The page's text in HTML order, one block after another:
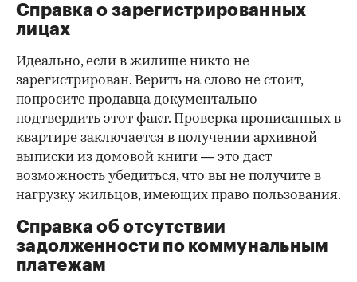
Справка о зарегистрированных
лицах
Идеально, если в жилище никто не
зарегистрирован. Верить на слово не стоит,
попросите продавца документально
подтвердить этот факт. Проверка прописанных в
квартире заключается в получении архивной
выписки из домовой книги — это даст
возможность убедиться, что вы не получите в
нагрузку жильцов, имеющих право пользования.
Справка об отсутствии
задолженности по коммунальным
платежам